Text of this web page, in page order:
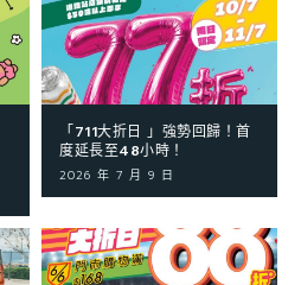
「711大折日 」強勢回歸！首
度延長至48小時！
2026 年 7 月 9 日